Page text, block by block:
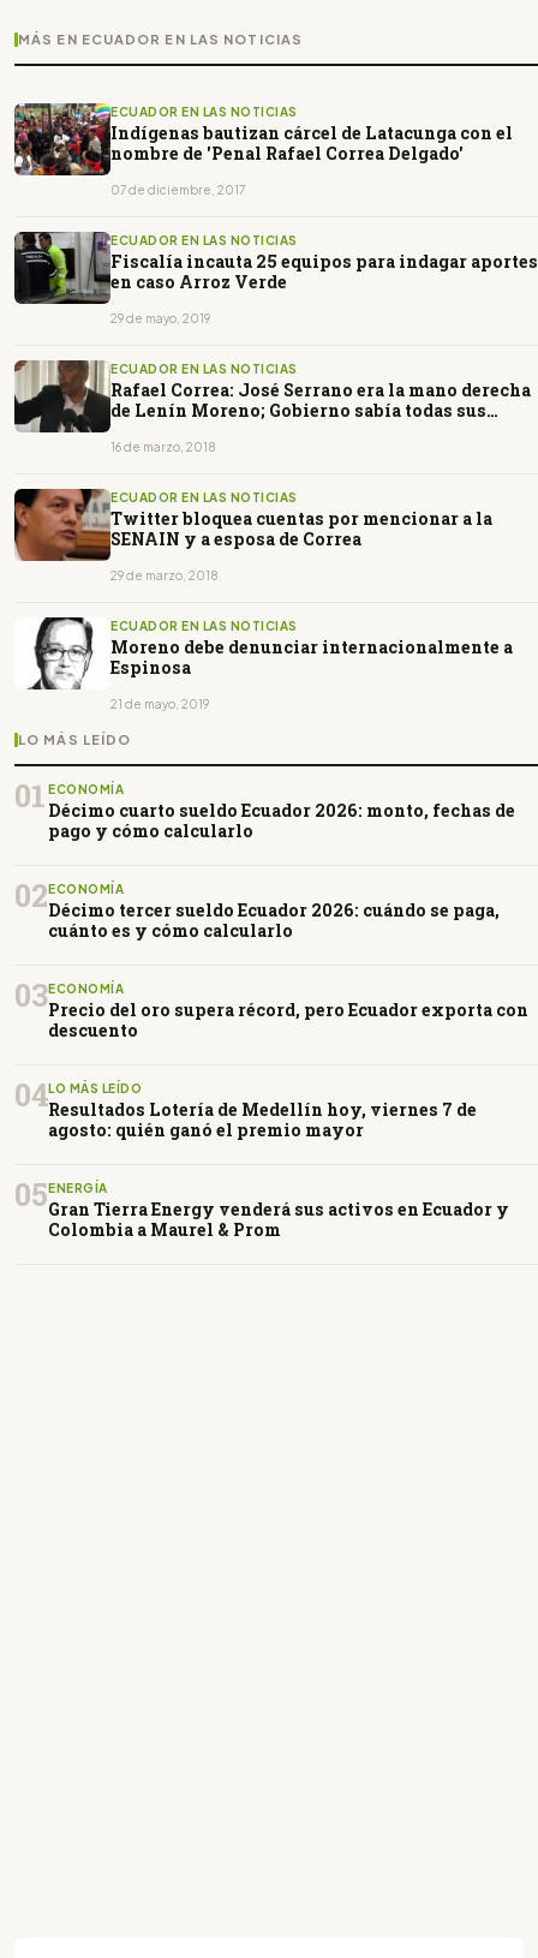
MÁS EN ECUADOR EN LAS NOTICIAS
ECUADOR EN LAS NOTICIAS
Indígenas bautizan cárcel de Latacunga con el
nombre de 'Penal Rafael Correa Delgado'
07 de diciembre, 2017
ECUADOR EN LAS NOTICIAS
Fiscalía incauta 25 equipos para indagar aportes
en caso Arroz Verde
29 de mayo, 2019
ECUADOR EN LAS NOTICIAS
Rafael Correa: José Serrano era la mano derecha
de Lenín Moreno; Gobierno sabía todas sus
16 de marzo, 2018
ECUADOR EN LAS NOTICIAS
Twitter bloquea cuentas por mencionar a la
SENAIN y a esposa de Correa
29 de marzo, 2018
ECUADOR EN LAS NOTICIAS
Moreno debe denunciar internacionalmente a
Espinosa
21 de mayo, 2019
LO MÁS LEÍDO
01 ECONOMÍA
Décimo cuarto sueldo Ecuador 2026: monto, fechas de
pago y cómo calcularlo
02ECONOMÍA
Décimo tercer sueldo Ecuador 2026: cuándo se paga,
cuánto es y cómo calcularlo
03ECONOMÍA
Precio del oro supera récord, pero Ecuador exporta con
descuento
04LO MÁS LEÍDO
Resultados Lotería de Medellín hoy, viernes 7 de
agosto: quién ganó el premio mayor
05ENERGÍA
Gran Tierra Energy venderá sus activos en Ecuador y
Colombia a Maurel & Prom